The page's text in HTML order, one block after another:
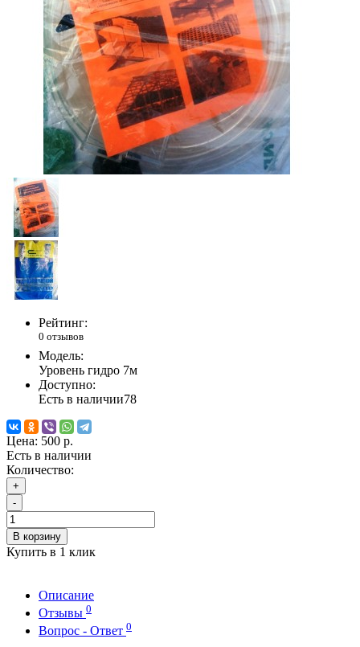
Рейтинг:
0 отзывов
Модель:
Уровень гидро 7м
Доступно:
Есть в наличии78
Цена: 500 р.
Есть в наличии
Количество:
+
-
В корзину
Купить в 1 клик
Описание
Отзывы 0
Вопрос - Ответ 0